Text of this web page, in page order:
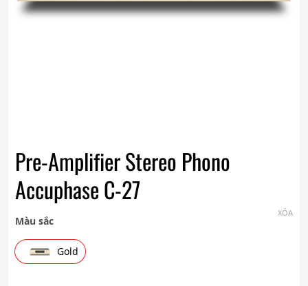
Pre-Amplifier Stereo Phono
Accuphase C-27
Màu sắc
Gold
XÓA